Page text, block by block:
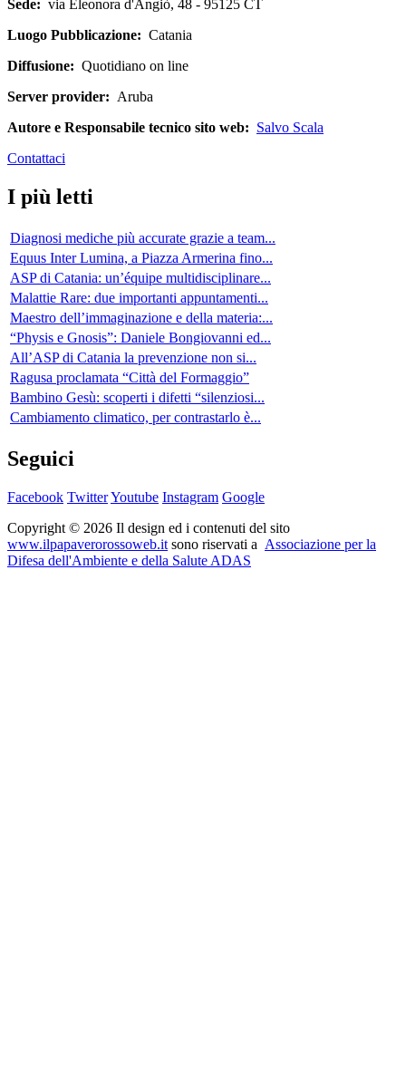
Sede: via Eleonora d'Angiò, 48 - 95125 CT
Luogo Pubblicazione: Catania
Diffusione: Quotidiano on line
Server provider: Aruba
Autore e Responsabile tecnico sito web: Salvo Scala
Contattaci
I più letti
Diagnosi mediche più accurate grazie a team...
Equus Inter Lumina, a Piazza Armerina fino...
ASP di Catania: un’équipe multidisciplinare...
Malattie Rare: due importanti appuntamenti...
Maestro dell’immaginazione e della materia:...
“Physis e Gnosis”: Daniele Bongiovanni ed...
All’ASP di Catania la prevenzione non si...
Ragusa proclamata “Città del Formaggio”
Bambino Gesù: scoperti i difetti “silenziosi...
Cambiamento climatico, per contrastarlo è...
Seguici
Facebook TwitterYoutube Instagram Google
Copyright © 2026 Il design ed i contenuti del sito
www.ilpapaverorossoweb.it sono riservati a Associazione per la
Difesa dell'Ambiente e della Salute ADAS